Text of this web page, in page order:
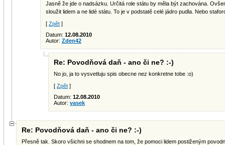
Jasně že jde o nadsázku. Určitá role státu by měla být zachována.
sloužit lidem a ne lidé státu. To je v podstatě celé jádro pudla. Nebo
[ Zpět ]
Datum: 12.08.2010
Autor: Zden42
Re: Povodňová daň - ano či ne? :-)
No jo, ja to vysvetluju spis obecne nez konkretne tobe :o)
[ Zpět ]
Datum: 12.08.2010
Autor: vasek
Re: Povodňová daň - ano či ne? :-)
Přesně tak. Skoro všichni se shodnem na tom, že pomoci lidem postiženým